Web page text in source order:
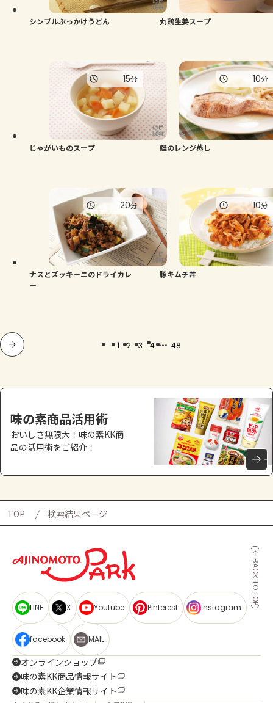
シンプルぶっかけうどん 丸鶏生姜スープ
じゃがいものスープ
15分
鮭のレンジ蒸し
10分
ナスとズッキーニのドライカレ
ー
20分
豚キムチ丼
10分
1 2 3 4 ... 48
味の素商品活用術
おいしさ無限大！味の素KK商
品の活用術をご紹介！
TOP 検索結果ページ
BACK TO TOP
LINE X Youtube Pinterest Instagram
facebook MAIL
オンラインショップ
味の素KK商品情報サイト
味の素KK企業情報サイト